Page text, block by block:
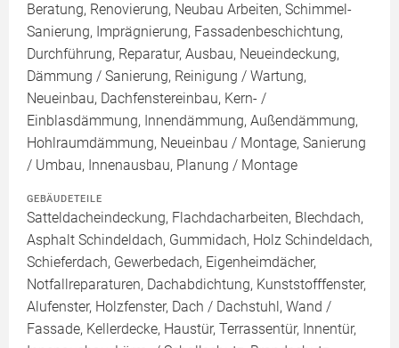
Beratung, Renovierung, Neubau Arbeiten, Schimmel-
Sanierung, Imprägnierung, Fassadenbeschichtung,
Durchführung, Reparatur, Ausbau, Neueindeckung,
Dämmung / Sanierung, Reinigung / Wartung,
Neueinbau, Dachfenstereinbau, Kern- /
Einblasdämmung, Innendämmung, Außendämmung,
Hohlraumdämmung, Neueinbau / Montage, Sanierung
/ Umbau, Innenausbau, Planung / Montage
GEBÄUDETEILE
Satteldacheindeckung, Flachdacharbeiten, Blechdach,
Asphalt Schindeldach, Gummidach, Holz Schindeldach,
Schieferdach, Gewerbedach, Eigenheimdächer,
Notfallreparaturen, Dachabdichtung, Kunststofffenster,
Alufenster, Holzfenster, Dach / Dachstuhl, Wand /
Fassade, Kellerdecke, Haustür, Terrassentür, Innentür,